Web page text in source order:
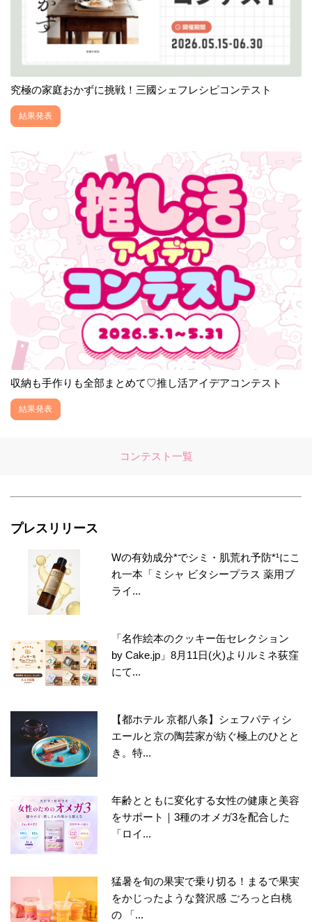
究極の家庭おかずに挑戦！三國シェフレシピコンテスト
結果発表
収納も手作りも全部まとめて♡推し活アイデアコンテスト
結果発表
コンテスト一覧
プレスリリース
Wの有効成分*でシミ・肌荒れ予防*¹にこ
れ一本「ミシャ ビタシープラス 薬用ブ
ライ...
「名作絵本のクッキー缶セレクション
by Cake.jp」8月11日(火)よりルミネ荻窪
にて...
【都ホテル 京都八条】シェフパティシ
エールと京の陶芸家が紡ぐ極上のひとと
き。特...
年齢とともに変化する女性の健康と美容
をサポート｜3種のオメガ3を配合した
「ロイ...
猛暑を旬の果実で乗り切る！まるで果実
をかじったような贅沢感 ごろっと白桃
の 「...